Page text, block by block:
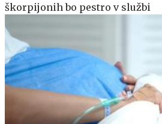
škorpijonih bo pestro v službi